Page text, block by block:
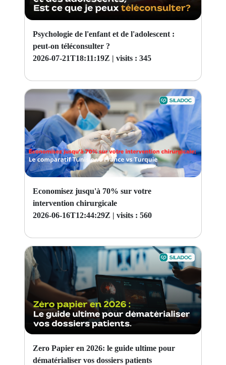
Psychologie de l'enfant et de l'adolescent :
peut-on téléconsulter ?
2026-07-21T18:11:19Z | visits : 345
Economisez jusqu'à 70% sur votre
intervention chirurgicale
2026-06-16T12:44:29Z | visits : 560
Zero Papier en 2026: le guide ultime pour
dématérialiser vos dossiers patients